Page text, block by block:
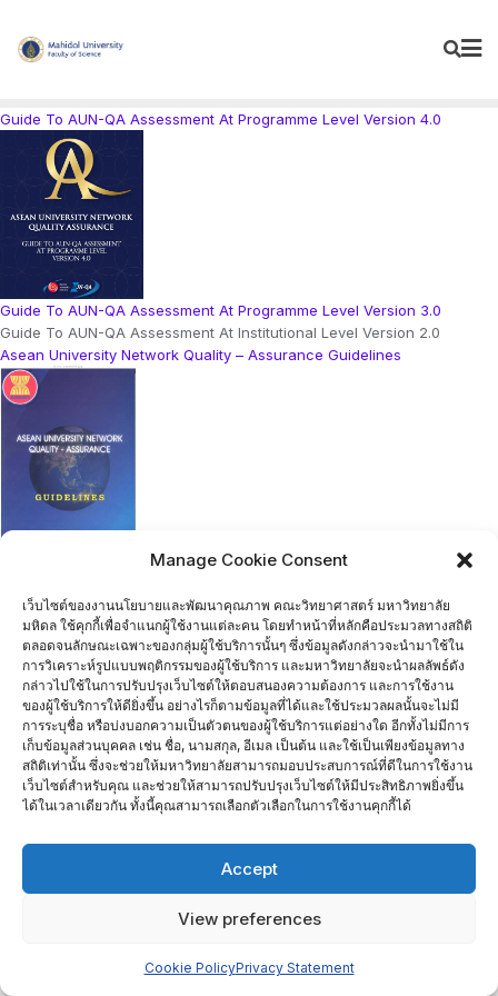
Manage Cookie Consent
เว็บไซต์ของงานนโยบายและพัฒนาคุณภาพ คณะวิทยาศาสตร์ มหาวิทยาลัย
มหิดล ใช้คุกกี้เพื่อจำแนกผู้ใช้งานแต่ละคน โดยทำหน้าที่หลักคือประมวลทางสถิติ
ตลอดจนลักษณะเฉพาะของกลุ่มผู้ใช้บริการนั้นๆ ซึ่งข้อมูลดังกล่าวจะนำมาใช้ใน
การวิเคราะห์รูปแบบพฤติกรรมของผู้ใช้บริการ และมหาวิทยาลัยจะนำผลลัพธ์ดัง
กล่าวไปใช้ในการปรับปรุงเว็บไซต์ให้ตอบสนองความต้องการ และการใช้งาน
ของผู้ใช้บริการให้ดียิ่งขึ้น อย่างไรก็ตามข้อมูลที่ได้และใช้ประมวลผลนั้นจะไม่มี
การระบุชื่อ หรือบ่งบอกความเป็นตัวตนของผู้ใช้บริการแต่อย่างใด อีกทั้งไม่มีการ
เก็บข้อมูลส่วนบุคคล เช่น ชื่อ, นามสกุล, อีเมล เป็นต้น และใช้เป็นเพียงข้อมูลทาง
สถิติเท่านั้น ซึ่งจะช่วยให้มหาวิทยาลัยสามารถมอบประสบการณ์ที่ดีในการใช้งาน
เว็บไซต์สำหรับคุณ และช่วยให้สามารถปรับปรุงเว็บไซต์ให้มีประสิทธิภาพยิ่งขึ้น
ได้ในเวลาเดียวกัน ทั้งนี้คุณสามารถเลือกตัวเลือกในการใช้งานคุกกี้ได้
Accept
View preferences
Cookie PolicyPrivacy Statement
content
Guide To AUN-QA Assessment At Programme Level Version 4.0
Guide To AUN-QA Assessment At Programme Level Version 3.0
Guide To AUN-QA Assessment At Institutional Level Version 2.0
Asean University Network Quality – Assurance Guidelines
Manual for The Implementation Of The Guidelines
Copyright ©2026 งานนโยบายและพัฒนาคุณภาพ . All rights
reserved.Powered byWordPress &Designed by
Bizberg Themes